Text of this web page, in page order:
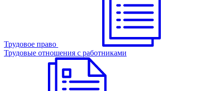
Трудовое право
Трудовые отношения с работниками